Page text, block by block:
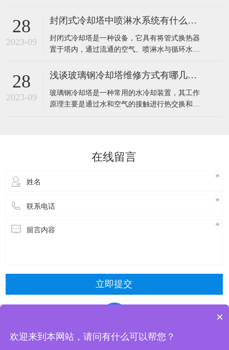
触，使水冷器内热水的热量迅速传递到填料中，
再通过风机将热空气排出室外，完成热量的转
移，达到冷却效果。​不锈钢冷却塔的工作效率主
要可以通过以下几个方面来提高：1、采用高效的
28
2023-09
封闭式冷却塔中喷淋水系统有什么作用？
​封闭式冷却塔是一种设备，它具有将管式换热器
置于塔内，通过流通的空气、喷淋水与循环水的
其能够保证水质不受污染，很好的保护了主设备
时，可以停掉喷淋水系统，起到节水效果。​封闭
式冷却塔中的喷淋水系统主要有以下作用：增强
28
2023-09
浅谈玻璃钢冷却塔维修方式有哪几种？
​玻璃钢冷却塔是一种常用的水冷却装置，其工作
原理主要是通过水和空气的接触进行热交换和质
修：风机是冷却塔的核心部件，需要进行定期的
检查和维护。具体步骤包括关闭电源，停止使
在线留言
立即提交
东莞市清风冷却设备有限公司 版权所有
×
欢迎来到本网站，请问有什么可以帮您？